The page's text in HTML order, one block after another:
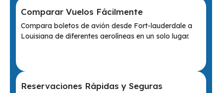
Comparar Vuelos Fácilmente
Compara boletos de avión desde Fort-lauderdale a
Louisiana de diferentes aerolíneas en un solo lugar.
Reservaciones Rápidas y Seguras